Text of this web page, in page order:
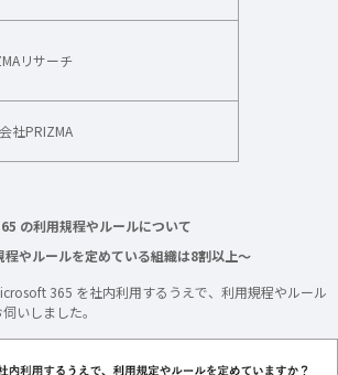
リサーチ
社PRIZMA
の利用規程やルールについて
やルールを定めている組織は8割以上～
365 を社内利用するうえで、利用規程やルール
いしました。